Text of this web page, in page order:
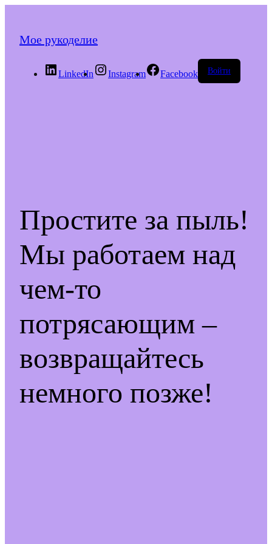
Мое рукоделие
LinkedIn Instagram Facebook Войти
Простите за пыль!
Мы работаем над
чем-то
потрясающим –
возвращайтесь
немного позже!